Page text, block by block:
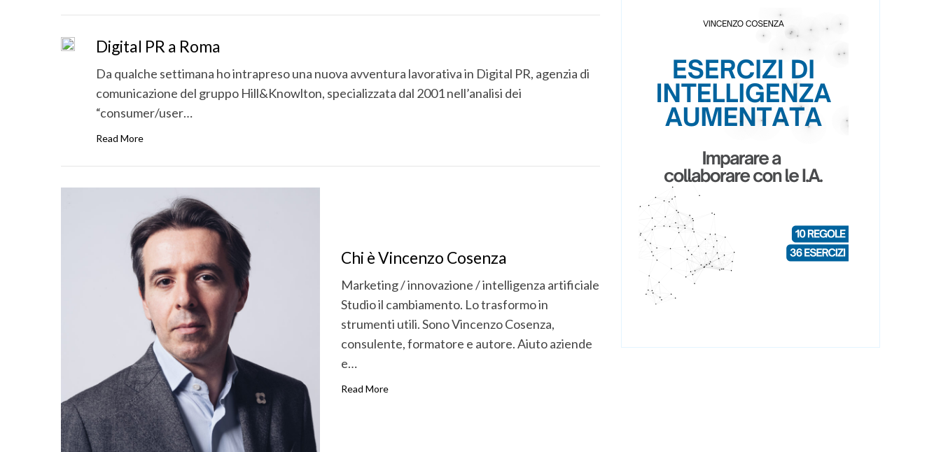
Digital PR a Roma
Da qualche settimana ho intrapreso una nuova avventura lavorativa in Digital PR, agenzia di
comunicazione del gruppo Hill&Knowlton, specializzata dal 2001 nell’analisi dei
“consumer/user…
Read More
Chi è Vincenzo Cosenza
Marketing / innovazione / intelligenza artificiale
Studio il cambiamento. Lo trasformo in
strumenti utili. Sono Vincenzo Cosenza,
consulente, formatore e autore. Aiuto aziende
e…
Read More